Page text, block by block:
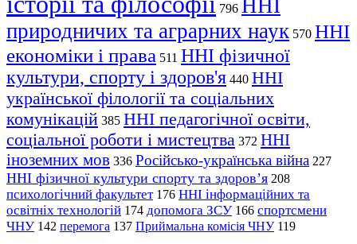
796 ННІ
природничих та аграрних наук 570 ННІ
економіки і права 511 ННІ фізичної
культури, спорту і здоров'я 440 ННІ
української філології та соціальних
комунікацій 385 ННІ педагогічної освіти,
соціальної роботи і мистецтва 372 ННІ
іноземних мов 336 Російсько-українська війна 227
ННІ фізичної культури спорту та здоров’я 208
психологічний факультет 176 ННІ інформаційних та
освітніх технологій 174 допомога ЗСУ 166 спортсмени
ЧНУ 142 перемога 137 Приймальна комісія ЧНУ 119